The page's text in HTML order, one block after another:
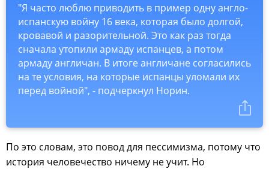
"Я часто люблю приводить в пример одну англо-
испанскую войну 16 века, которая было долгой,
кровавой и разорительной. Это как раз тогда
сначала утопили армаду испанцев, а потом
армаду англичан. В итоге англичане согласились
на те условия, на которые испанцы уломали их
перед войной", - подчеркнул Норин.
По это словам, это повод для пессимизма, потому что
история человечество ничему не учит. Но